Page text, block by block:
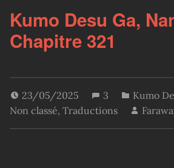
Kumo Desu Ga,
Chapitre 321
23/05/2025 3 Kumo
Non classé, Traductions